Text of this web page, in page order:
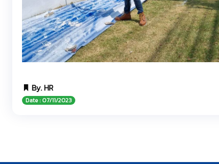
By. HR
Date : 07/11/2023